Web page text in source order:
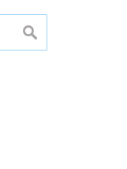
suchen